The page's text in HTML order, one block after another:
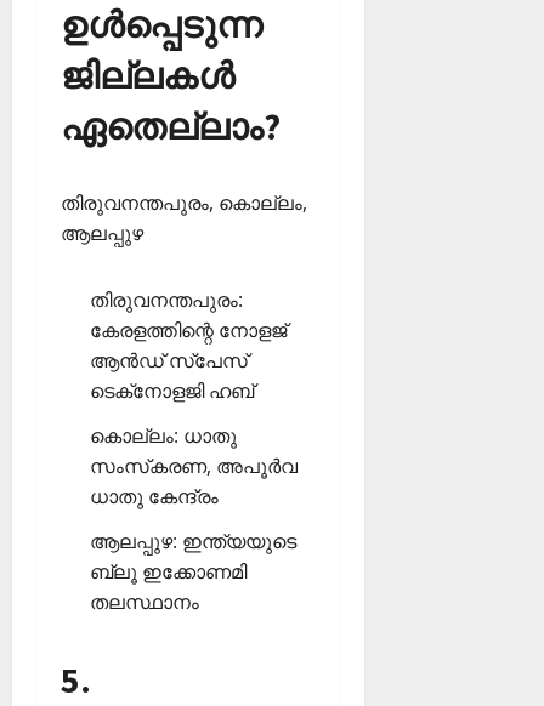
ഉള്‍പ്പെടുന്ന
ജില്ലകള്‍
ഏതെല്ലാം?
തിരുവനന്തപുരം, കൊല്ലം,
ആലപ്പുഴ
തിരുവനന്തപുരം:
കേരളത്തിന്റെ നോളജ്
ആന്‍ഡ് സ്‌പേസ്
ടെക്‌നോളജി ഹബ്
കൊല്ലം: ധാതു
സംസ്‌കരണ, അപൂര്‍വ
ധാതു കേന്ദ്രം
ആലപ്പുഴ: ഇന്ത്യയുടെ
ബ്ലൂ ഇക്കോണമി
തലസ്ഥാനം
5.